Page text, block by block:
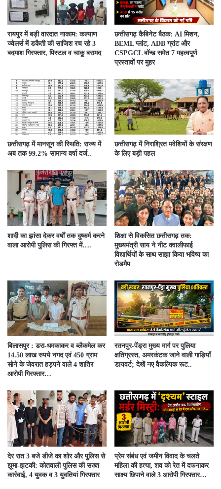
रायपुर में बड़ी वारदात नाकाम: कल्याण
ज्वेलर्स में डकैती की साजिश रच रहे 3
बदमाश गिरफ्तार, पिस्टल व चाकू बरामद
छत्तीसगढ़ कैबिनेट बैठक: AI मिशन,
BEML प्लांट, ADB ग्रांट और
CSPGCL बॉन्ड समेत 7 महत्वपूर्ण
प्रस्तावों पर मुहर
छत्तीसगढ़ में मानसून की स्थिति: राज्य में
अब तक 99.2% सामान्य वर्षा दर्ज..
छत्तीसगढ़ में निराश्रित मवेशियों के संरक्षण
के लिए बड़ी पहल
शादी का झांसा देकर वर्षों तक दुष्कर्म करने
वाला आरोपी पुलिस की गिरफ्त में….
शिक्षा से विकसित छत्तीसगढ़ तक:
मुख्यमंत्री साय ने नीट क्वालीफाई
विद्यार्थियों के साथ साझा किया भविष्य का
रोडमैप
बिलासपुर : डरा-धमकाकर व ब्लैकमेल कर
14.50 लाख रुपये नगद एवं 450 ग्राम
सोने के जेवरात हड़पने वाले 4 शातिर
आरोपी गिरफ्तार…
रतनपुर-पेंड्रा मुख्य मार्ग पर पुलिया
क्षतिग्रस्त, अमरकंटक जाने वाली गाड़ियाँ
डायवर्ट; देखें नए वैकल्पिक रूट..
देर रात 3 बजे डीजे का शोर और पुलिस से
झूमा-झटकी: कोतवाली पुलिस की सख्त
कार्रवाई, 4 युवक व 3 युवतियां गिरफ्तार
प्रेम संबंध एवं जमीन विवाद के चलते
महिला की हत्या, शव को रेत में दफनाकर
साक्ष्य छिपाने वाले 3 आरोपी गिरफ्तार…